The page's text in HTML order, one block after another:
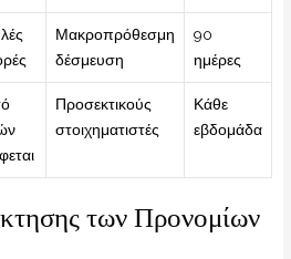
Μακροπρόθεσμη
δέσμευση
90
ημέρες
Προσεκτικούς
στοιχηματιστές
Κάθε
εβδομάδα
των Προνομίων